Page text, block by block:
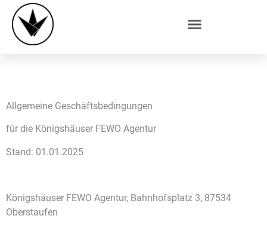
AGB
Allgemeine Geschäftsbedingungen
für die Königshäuser FEWO Agentur
Stand: 01.01.2025
Königshäuser FEWO Agentur, Bahnhofsplatz 3, 87534
Oberstaufen